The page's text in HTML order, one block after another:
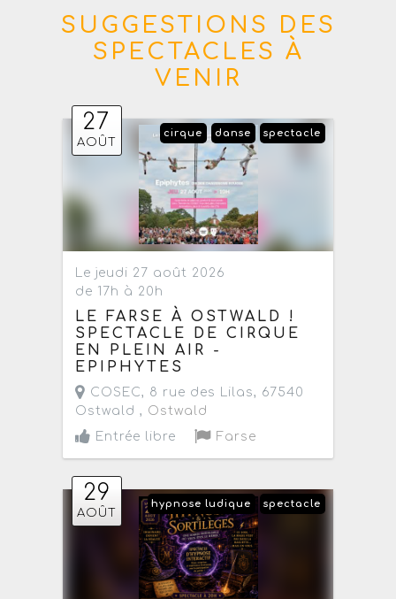
SUGGESTIONS DES
SPECTACLES À
VENIR
27
AOÛT
spectacle
danse
cirque
Le jeudi 27 août 2026
de 17h à 20h
LE FARSE À OSTWALD !
SPECTACLE DE CIRQUE
EN PLEIN AIR -
EPIPHYTES
COSEC, 8 rue des Lilas, 67540
Ostwald , Ostwald
Entrée libre
Farse
29
AOÛT
spectacle
hypnose ludique